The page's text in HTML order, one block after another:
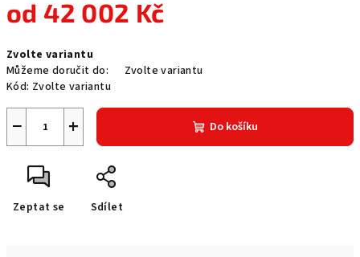
od42 002 Kč
cena:
Zvolte variantu
Můžeme doručit do:
Zvolte variantu
Kód: Zvolte variantu
+
− Do košíku
Zeptat se Sdílet